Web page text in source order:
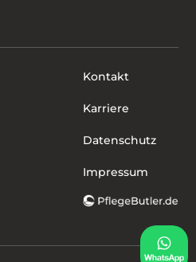
Kontakt
Karriere
Datenschutz
Impressum